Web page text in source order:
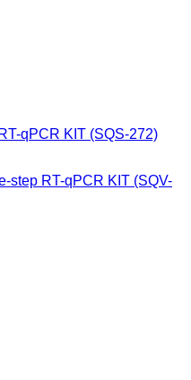
step RT-qPCR KIT (SQV-